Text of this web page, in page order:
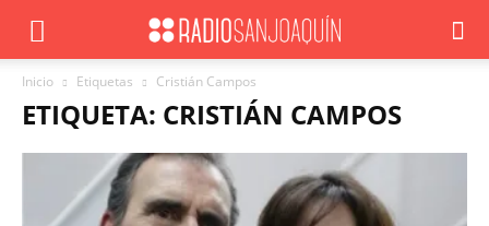
Inicio Etiquetas Cristián Campos
ETIQUETA: CRISTIÁN CAMPOS